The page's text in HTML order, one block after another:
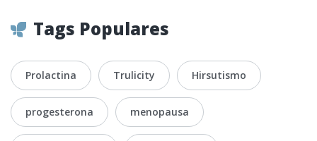
Tags Populares
Prolactina Trulicity Hirsutismo
progesterona menopausa